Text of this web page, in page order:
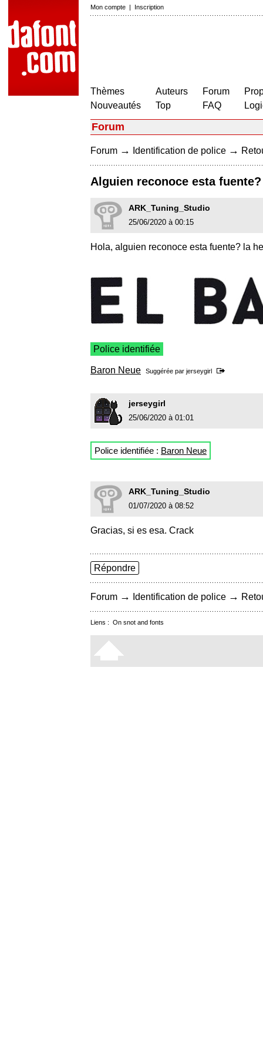
Mon compte | Inscription
Thèmes
Nouveautés
Auteurs
Top
Forum
FAQ
Forum
Forum → Identification de police →
Alguien reconoce esta fuente?
ARK_Tuning_Studio
25/06/2020 à 00:15
Hola, alguien reconoce esta fuente? la
Police identifiée
Baron Neue Suggérée par jerseygirl
jerseygirl
25/06/2020 à 01:01
Police identifiée : Baron Neue
ARK_Tuning_Studio
01/07/2020 à 08:52
Gracias, si es esa. Crack
Répondre
Forum → Identification de police →
Liens : On snot and fonts